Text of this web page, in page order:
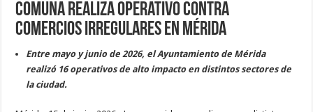
Comuna realiza operativo contra
comercios irregulares en Mérida
Entre mayo y junio de 2026, el Ayuntamiento de Mérida
realizó 16 operativos de alto impacto en distintos sectores de
la ciudad.